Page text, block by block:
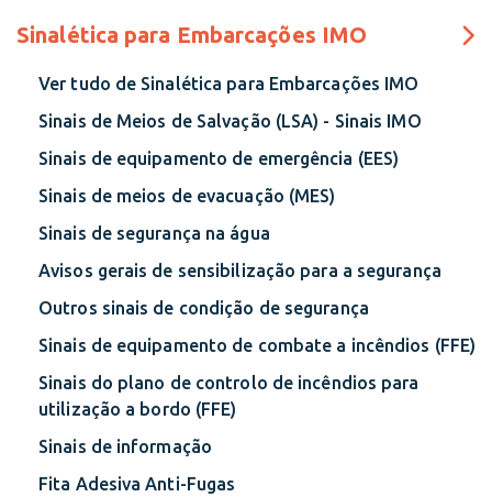
Sinalética para Embarcações IMO
Ver tudo de Sinalética para Embarcações IMO
Sinais de Meios de Salvação (LSA) - Sinais IMO
Sinais de equipamento de emergência (EES)
Sinais de meios de evacuação (MES)
Sinais de segurança na água
Avisos gerais de sensibilização para a segurança
Outros sinais de condição de segurança
Sinais de equipamento de combate a incêndios (FFE)
Sinais do plano de controlo de incêndios para
utilização a bordo (FFE)
Sinais de informação
Fita Adesiva Anti-Fugas